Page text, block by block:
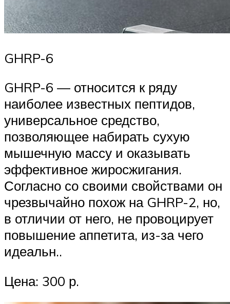
GHRP-6
GHRP-6 — относится к ряду
наиболее известных пептидов,
универсальное средство,
позволяющее набирать сухую
мышечную массу и оказывать
эффективное жиросжигания.
Согласно со своими свойствами он
чрезвычайно похож на GHRP-2, но,
в отличии от него, не провоцирует
повышение аппетита, из-за чего
идеальн..
Цена: 300 р.